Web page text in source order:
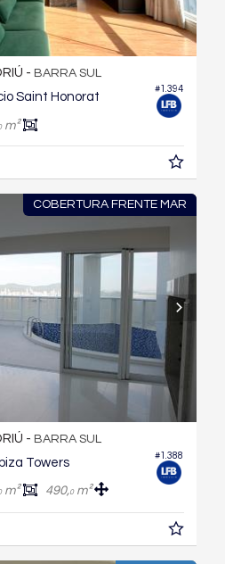
#1.394
- BARRA SUL
Saint Honorat
m²
COBERTURA FRENTE MAR
#1.388
- BARRA SUL
Towers
m² 490,0m²